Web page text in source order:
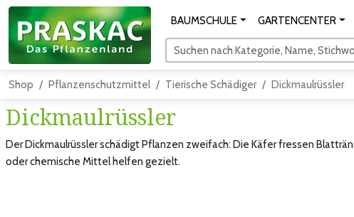
BAUMSCHULE GARTENCENTER
Suchen nach Kategorie, Name,
Shop Pflanzenschutzmittel Tierische Schädiger Dickmaulrüssler
Dickmaulrüssler
Der Dickmaulrüssler schädigt Pflanzen zweifach: Die Käfer fressen
oder chemische Mittel helfen gezielt.